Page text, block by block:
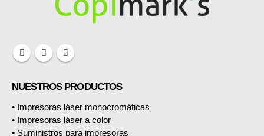
NUESTROS PRODUCTOS
• Impresoras láser monocromáticas
• Impresoras láser a color
• Suministros para impresoras